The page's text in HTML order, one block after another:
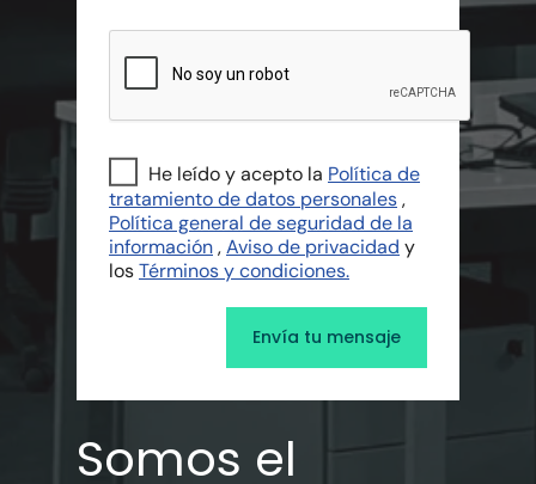
He leído y acepto la Política de
tratamiento de datos personales,
Política general de seguridad de la
información,Aviso de privacidad y
losTérminos y condiciones.
Somos el